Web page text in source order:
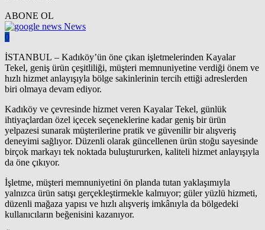
ABONE OL
News
0
İSTANBUL – Kadıköy’ün öne çıkan işletmelerinden Kayalar
Tekel, geniş ürün çeşitliliği, müşteri memnuniyetine verdiği önem ve
hızlı hizmet anlayışıyla bölge sakinlerinin tercih ettiği adreslerden
biri olmaya devam ediyor.
Kadıköy ve çevresinde hizmet veren Kayalar Tekel, günlük
ihtiyaçlardan özel içecek seçeneklerine kadar geniş bir ürün
yelpazesi sunarak müşterilerine pratik ve güvenilir bir alışveriş
deneyimi sağlıyor. Düzenli olarak güncellenen ürün stoğu sayesinde
birçok markayı tek noktada buluştururken, kaliteli hizmet anlayışıyla
da öne çıkıyor.
İşletme, müşteri memnuniyetini ön planda tutan yaklaşımıyla
yalnızca ürün satışı gerçekleştirmekle kalmıyor; güler yüzlü hizmeti,
düzenli mağaza yapısı ve hızlı alışveriş imkânıyla da bölgedeki
kullanıcıların beğenisini kazanıyor.